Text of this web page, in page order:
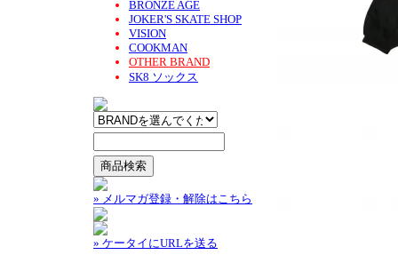
BRONZE AGE
JOKER'S SKATE SHOP
VISION
COOKMAN
OTHER BRAND
SK8 ソックス
» メルマガ登録・解除はこちら
» ケータイにURLを送る